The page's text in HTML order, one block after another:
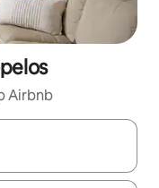
Airbnb
maak je een keuze